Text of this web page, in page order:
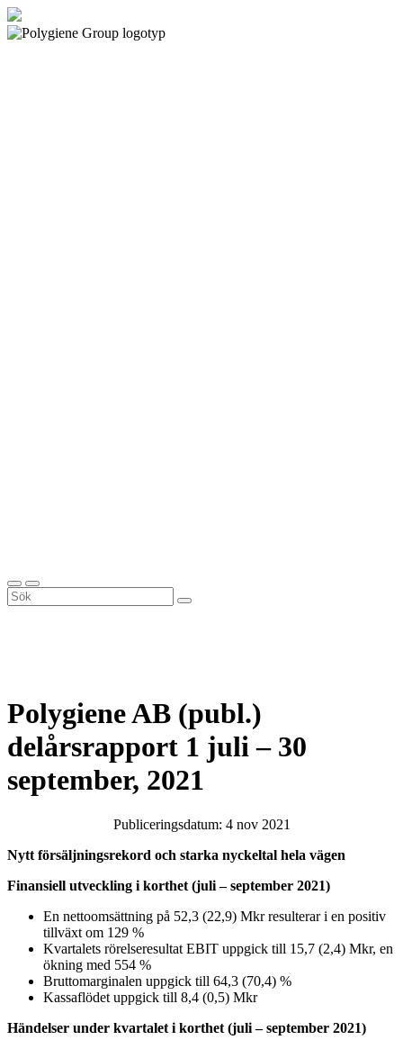
Polygiene AB (publ.)
delårsrapport 1 juli – 30
september, 2021
Publiceringsdatum: 4 nov 2021
Nytt försäljningsrekord och starka nyckeltal hela vägen
Finansiell utveckling i korthet (juli – september 2021)
En nettoomsättning på 52,3 (22,9) Mkr resulterar i en positiv
tillväxt om 129 %
Kvartalets rörelseresultat EBIT uppgick till 15,7 (2,4) Mkr, en
ökning med 554 %
Bruttomarginalen uppgick till 64,3 (70,4) %
Kassaflödet uppgick till 8,4 (0,5) Mkr
Händelser under kvartalet i korthet (juli – september 2021)